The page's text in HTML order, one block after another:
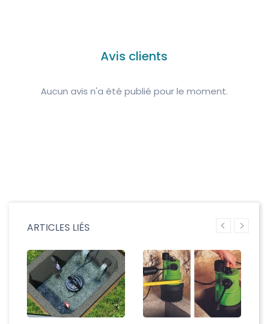
Avis clients
Aucun avis n'a été publié pour le moment.
ARTICLES LIÉS